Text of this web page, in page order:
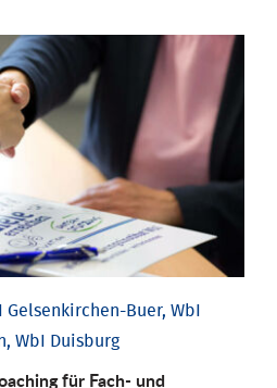
Buer, WbI
WbI Duisburg
für Fach-­ und